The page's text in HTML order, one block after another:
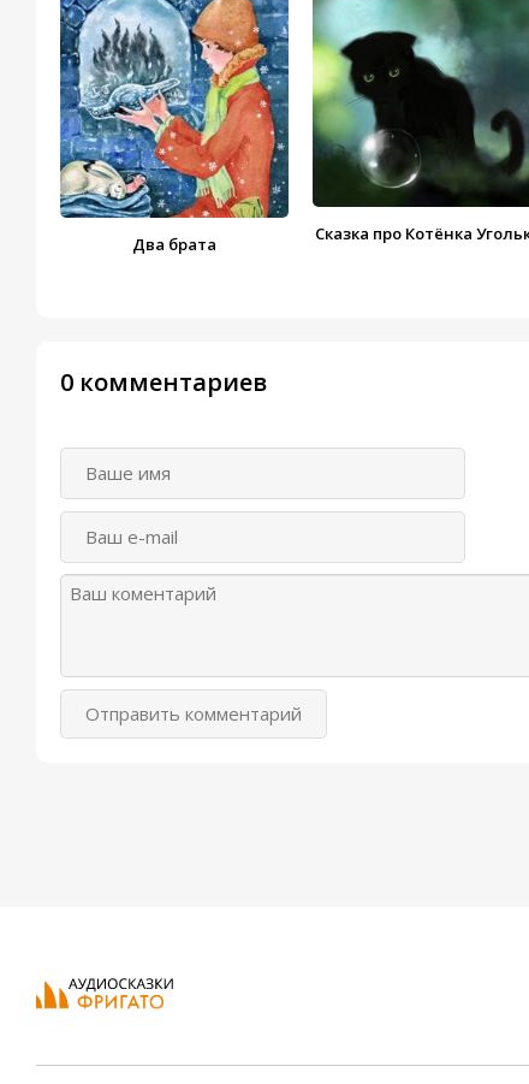
Два брата Сказка про Котёнка
0 комментариев
Отправить комментарий